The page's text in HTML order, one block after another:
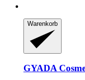
Warenkorb
GYADA